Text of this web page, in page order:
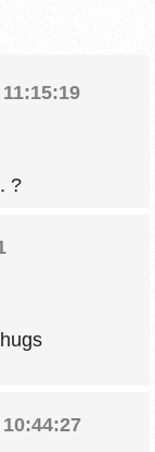
11:15:19
?
10:44:27